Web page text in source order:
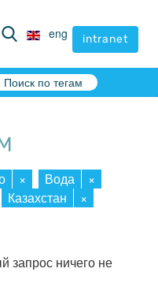
eng intranet
eng intranet
Поиск по тегам
× Вода
×
Казахстан
×
запрос ничего не